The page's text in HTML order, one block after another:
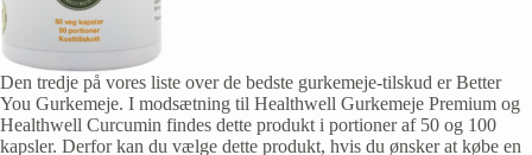
Den tredje på vores liste over de bedste gurkemeje-tilskud er Better
You Gurkemeje. I modsætning til Healthwell Gurkemeje Premium og
Healthwell Curcumin findes dette produkt i portioner af 50 og 100
kapsler. Derfor kan du vælge dette produkt, hvis du ønsker at købe en